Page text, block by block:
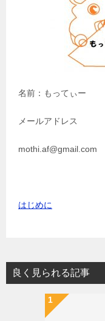
名前：もってぃー
メールアドレス
mothi.af@gmail.com
はじめに
良く見られる記事